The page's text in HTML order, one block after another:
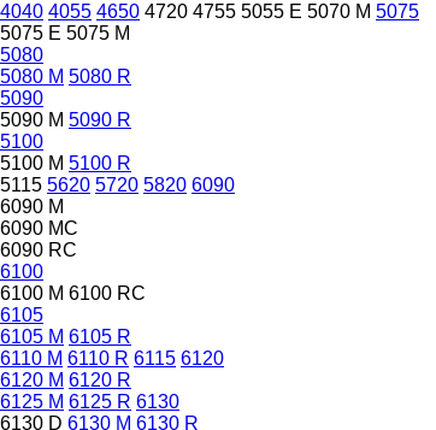
4040 4055 4650 4720 4755 5055 E 5070 M 5075
5075 E 5075 M
5080
5080 M 5080 R
5090
5090 M 5090 R
5100
5100 M 5100 R
5115 5620 5720 5820 6090
6090 M
6090 MC
6090 RC
6100
6100 M 6100 RC
6105
6105 M 6105 R
6110 M 6110 R 6115 6120
6120 M 6120 R
6125 M 6125 R 6130
6130 D 6130 M 6130 R